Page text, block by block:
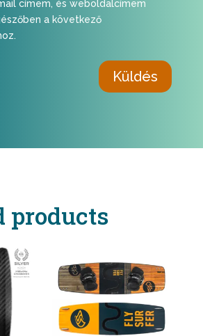
címem, és weboldalcímem
a következő
Küldés
products